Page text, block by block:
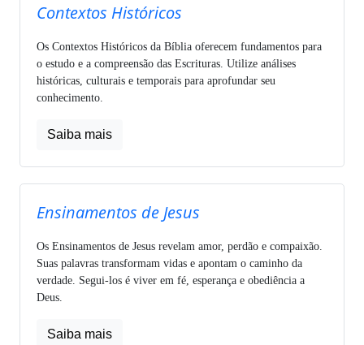
Contextos Históricos
Os Contextos Históricos da Bíblia oferecem fundamentos para
o estudo e a compreensão das Escrituras. Utilize análises
históricas, culturais e temporais para aprofundar seu
conhecimento.
Saiba mais
Ensinamentos de Jesus
Os Ensinamentos de Jesus revelam amor, perdão e compaixão.
Suas palavras transformam vidas e apontam o caminho da
verdade. Segui-los é viver em fé, esperança e obediência a
Deus.
Saiba mais